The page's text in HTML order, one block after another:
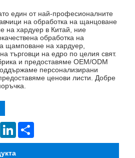
един от най-професионалните
на обработка на щанцоване
на хардуер в Китай, ние
обработка на
щамповане на хардуер,
търговци на едро по целия свят.
и предоставяме OEM/ODM
персонализирани
ценови листи. Добре
PinterestLinkedIn